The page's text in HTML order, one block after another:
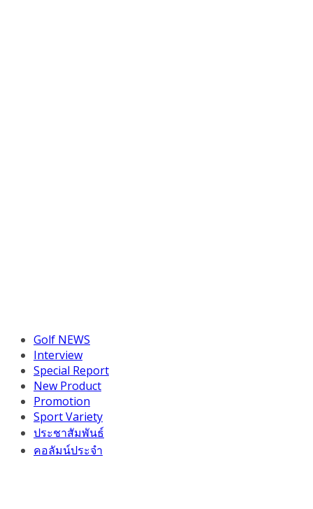
Golf NEWS
Interview
Special Report
New Product
Promotion
Sport Variety
ประชาสัมพันธ์
คอลัมน์ประจำ